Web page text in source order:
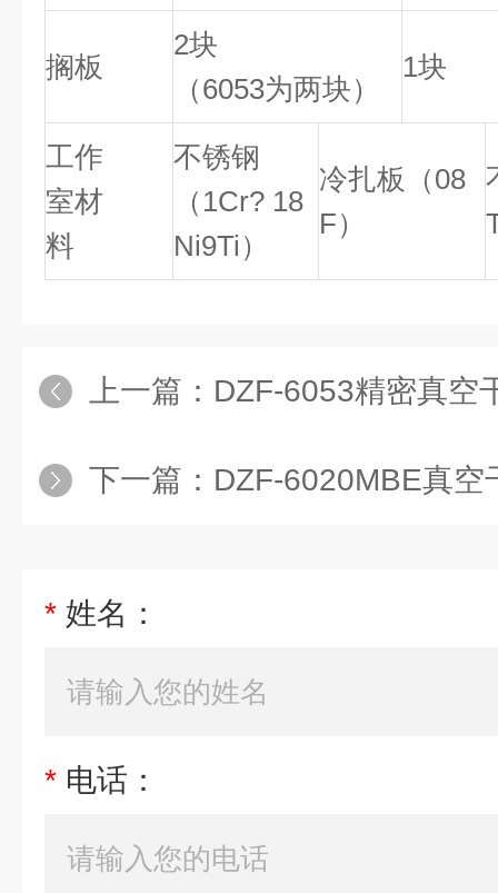
搁板
2块
（6053为两块）
1块
工作
室材
料
不锈钢
（1Cr? 18
Ni9Ti）
冷扎板（08
F）
上一篇： DZF-6053精密真空干
下一篇： DZF-6020MBE真空
* 姓名：
* 电话：